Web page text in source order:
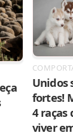
Unidos
fortes!
4 raças
viver